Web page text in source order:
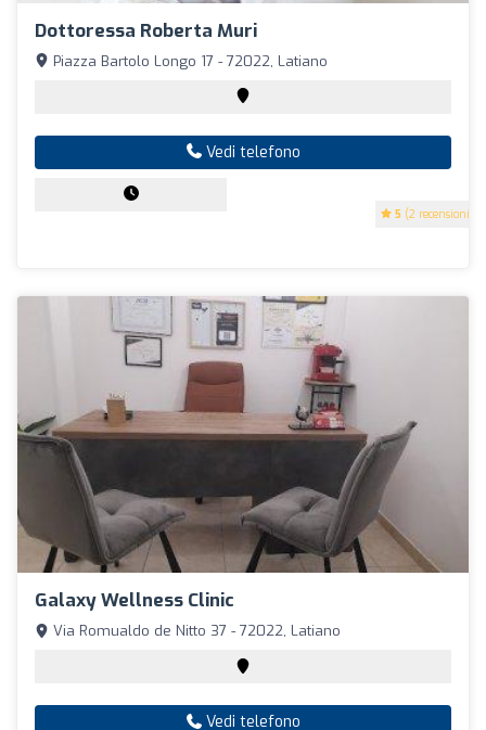
Dottoressa Roberta Muri
5 (2 recensioni)
Piazza Bartolo Longo 17 - 72022, Latiano
Vedi telefono
Galaxy Wellness Clinic
Via Romualdo de Nitto 37 - 72022, Latiano
Vedi telefono